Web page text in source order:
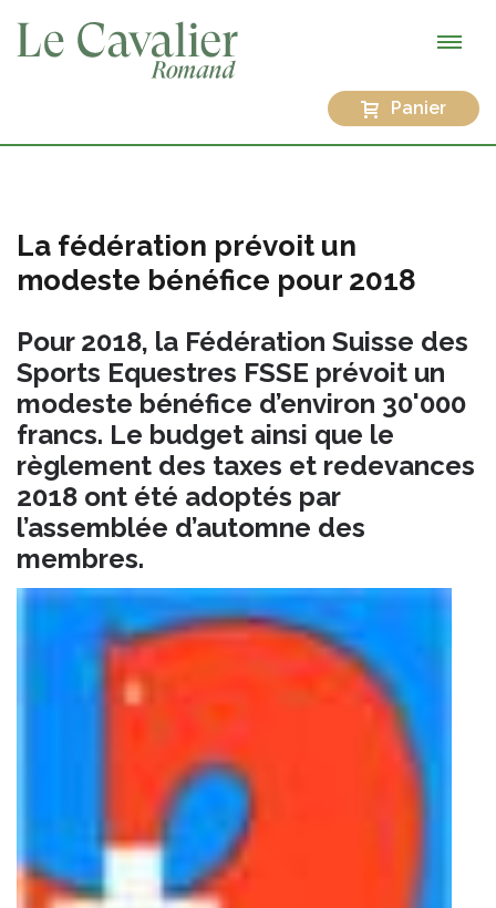
Panier
La fédération prévoit un
modeste bénéfice pour 2018
Pour 2018, la Fédération Suisse des
Sports Equestres FSSE prévoit un
modeste bénéfice d’environ 30'000
francs. Le budget ainsi que le
règlement des taxes et redevances
2018 ont été adoptés par
l’assemblée d’automne des
membres.